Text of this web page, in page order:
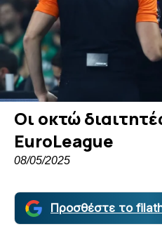
Οι οκτώ
EuroLeague
08/05/2025
Προσθέστε το